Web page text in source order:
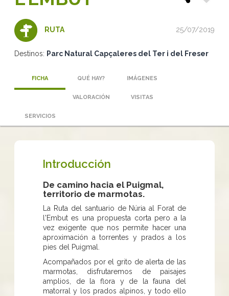
RUTA 25/07/2019
Destinos: Parc Natural Capçaleres del Ter i del Freser
FICHA QUÉ HAY? IMÁGENES
VALORACIÓN VISITAS
SERVICIOS
Introducción
De camino hacia el Puigmal,
territorio de marmotas.
La Ruta del santuario de Núria al Forat de
l'Embut es una propuesta corta pero a la
vez exigente que nos permite hacer una
aproximación a torrentes y prados a los
pies del Puigmal.
Acompañados por el grito de alerta de las
marmotas, disfrutaremos de paisajes
amplios, de la flora y de la fauna del
matorral y los prados alpinos, y todo ello